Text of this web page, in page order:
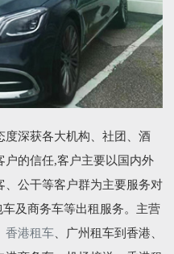
度深获各大机构、社团、酒
户的信任,客户主要以国内外
公干等客户群为主要服务对
及商务车等出租服务。主营
香港租车、广州租车到香港、